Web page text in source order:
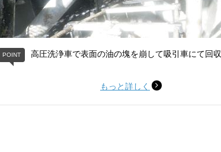
高圧洗浄車で表面の油の塊を崩して吸引車にて回収
もっと詳しく